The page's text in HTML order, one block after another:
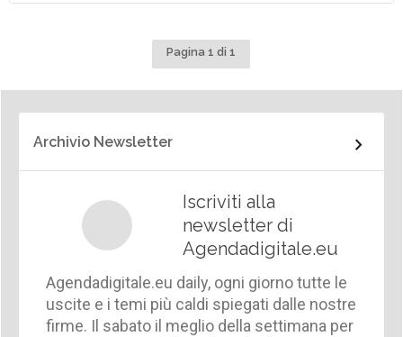
Pagina 1 di 1
Archivio Newsletter
Iscriviti alla
newsletter di
Agendadigitale.eu
Agendadigitale.eu daily, ogni giorno tutte le
uscite e i temi più caldi spiegati dalle nostre
firme. Il sabato il meglio della settimana per